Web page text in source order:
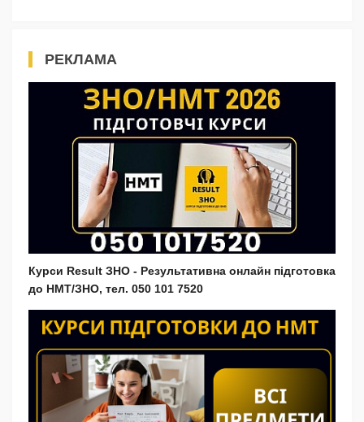
РЕКЛАМА
Курси Result ЗНО - Результативна онлайн підготовка
до НМТ/ЗНО, тел. 050 101 7520